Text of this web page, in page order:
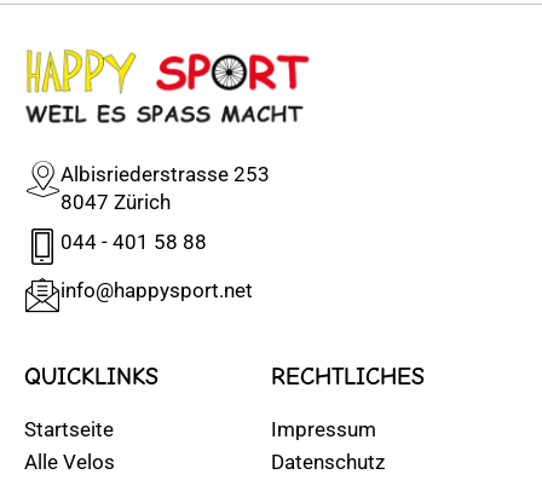
Albisriederstrasse 253
8047 Zürich
044 - 401 58 88
info@happysport.net
QUICKLINKS
Startseite
Alle Velos
RECHTLICHES
Impressum
Datenschutz